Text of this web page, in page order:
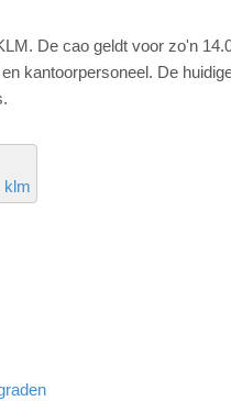
De cao geldt voor zo'n
kantoorpersoneel. De
klm